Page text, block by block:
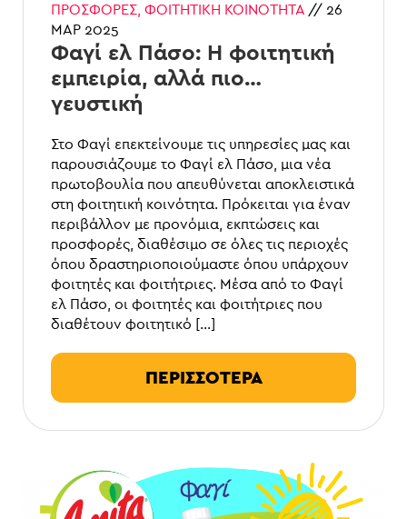
ΠΡΟΣΦΟΡΈΣ ΦΟΙΤΗΤΙΚΉ ΚΟΙΝΌΤΗΤΑ // 26
ΜΑΡ 2025
Φαγί ελ Πάσο: Η φοιτητική
εμπειρία, αλλά πιο…
γευστική
Στο Φαγί επεκτείνουμε τις υπηρεσίες μας και
παρουσιάζουμε το Φαγί ελ Πάσο, μια νέα
πρωτοβουλία που απευθύνεται αποκλειστικά
στη φοιτητική κοινότητα. Πρόκειται για έναν
περιβάλλον με προνόμια, εκπτώσεις και
προσφορές, διαθέσιμο σε όλες τις περιοχές
όπου δραστηριοποιούμαστε όπου υπάρχουν
φοιτητές και φοιτήτριες. Μέσα από το Φαγί
ελ Πάσο, οι φοιτητές και φοιτήτριες που
διαθέτουν φοιτητικό […]
ΠΕΡΙΣΣΟΤΕΡΑ